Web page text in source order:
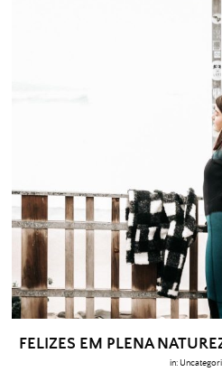
FELIZES EM PLENA
in: